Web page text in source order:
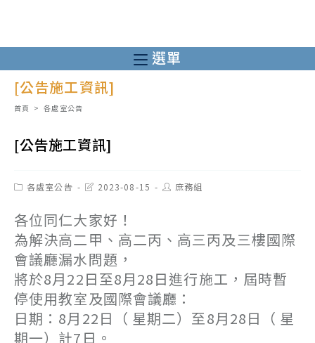
至
主
選單
[公告施工資訊]
首頁 > 各處室公告
[公告施工資訊]
Post各處室公告
Post2023-08-15
Post庶務組
各位同仁大家好！
為解決高二甲、高二丙、高三丙及三樓國際
會議廳漏水問題，
將於8月22日至8月28日進行施工，屆時暫
停使用教室及國際會議廳：
日期：8月22日（ 星期二）至8月28日（ 星
期一）計7日。